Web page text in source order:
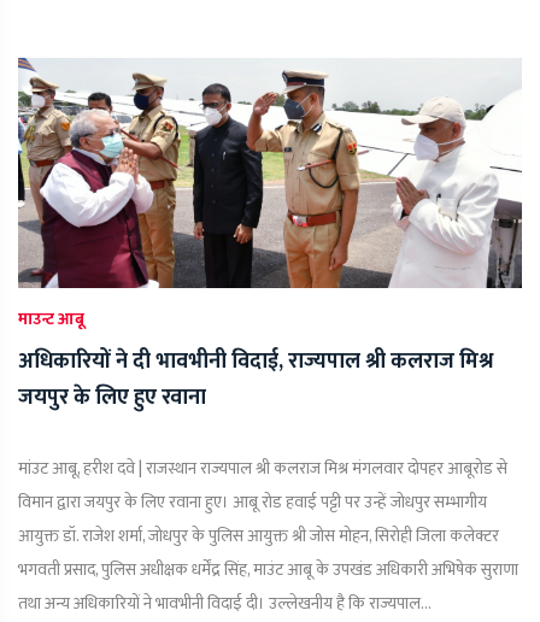
माउन्ट आबू
अधिकारियों ने दी भावभीनी विदाई, राज्यपाल श्री कलराज मिश्र
जयपुर के लिए हुए रवाना
मांउट आबू, हरीश दवे | राजस्थान राज्यपाल श्री कलराज मिश्र मंगलवार दोपहर आबूरोड से
विमान द्वारा जयपुर के लिए रवाना हुए। आबू रोड हवाई पट्टी पर उन्हें जोधपुर सम्भागीय
आयुक्त डॉ. राजेश शर्मा, जोधपुर के पुलिस आयुक्त श्री जोस मोहन, सिरोही जिला कलेक्टर
भगवती प्रसाद, पुलिस अधीक्षक धर्मेंद्र सिंह, माउंट आबू के उपखंड अधिकारी अभिषेक सुराणा
तथा अन्य अधिकारियों ने भावभीनी विदाई दी। उल्लेखनीय है कि राज्यपाल...